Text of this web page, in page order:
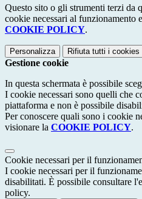
Questo sito o gli strumenti terzi da
cookie necessari al
COOKIE POLICY.
Personalizza Rifiuta tutti i cookies
Gestione cookie
In questa schermata è possibile
I cookie necessari sono quelli che
piattaforma e non è possibile
Per conoscere quali sono i cookie
visionare la COOKIE POLICY.
Cookie necessari per il
I cookie necessari per il
disabilitati. È possibile consultare
policy.